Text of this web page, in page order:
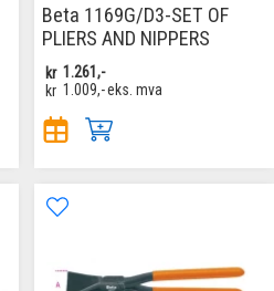
Beta 1169G/D3-SET OF
PLIERS AND NIPPERS
kr 1.261,-
kr 1.009,-eks. mva